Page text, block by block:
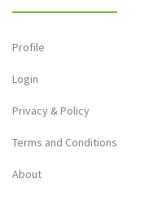
Profile
Login
Privacy & Policy
Terms and Conditions
About